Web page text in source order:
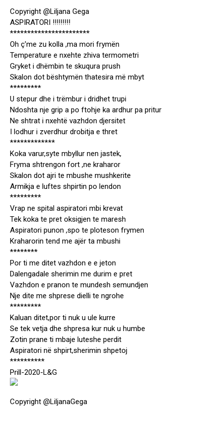
Copyright @Liljana Gega
ASPIRATORI !!!!!!!!!
***********************
Oh ç’me zu kolla ,ma mori frymën
Temperature e nxehte zhiva termometri
Gryket i dhëmbin te skuqura prush
Skalon dot bështymën thatesira më mbyt
*********
U stepur dhe i trëmbur i dridhet trupi
Ndoshta nje grip a po ftohje ka ardhur pa pritur
Ne shtrat i nxehtë vazhdon djersitet
I lodhur i zverdhur drobitja e thret
*************
Koka varur,syte mbyllur nen jastek,
Fryma shtrengon fort ,ne kraharor
Skalon dot ajri te mbushe mushkerite
Armikja e luftes shpirtin po lendon
*********
Vrap ne spital aspiratori mbi krevat
Tek koka te pret oksigjen te maresh
Aspiratori punon ,spo te ploteson frymen
Kraharorin tend me ajër ta mbushi
********
Por ti me ditet vazhdon e e jeton
Dalengadale sherimin me durim e pret
Vazhdon e pranon te mundesh semundjen
Nje dite me shprese dielli te ngrohe
*********
Kaluan ditet,por ti nuk u ule kurre
Se tek vetja dhe shpresa kur nuk u humbe
Zotin prane ti mbaje luteshe perdit
Aspiratori në shpirt,sherimin shpetoj
**********
Prill-2020-L&G
Copyright @LiljanaGega